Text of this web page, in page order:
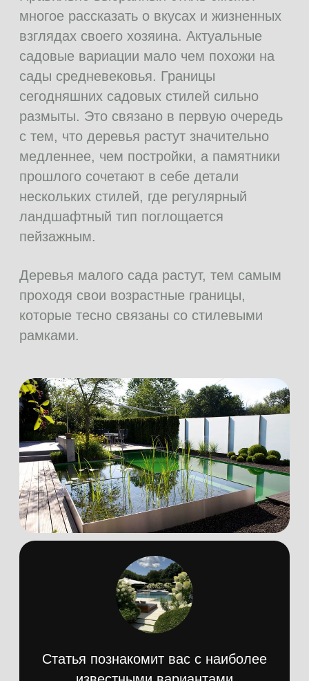
Любопытно, что в каждой стране они
свойственные только этой стране, так как сад
всегда связан с ее общественной жизнью.
одном и том же стиле не представляется
возможным. Но можно добиться некоторого
сходства, всего лишь дополнив сад деталями.
КАКИЕ БЫВАЮТ
Стили сада
Что такое классика, знают все – просто,
понятно, надежно. Данный стиль по
достоинству оценят перфекционисты,
предпочитающие строгие геометрические
формы и линии. Данный метод
подразумевает симметричную
планировку архитектурных форм и
насаждений, так или иначе имитирующим
природную среду.
Гармоничнее всего подобные сады
таких дачных участках, которые по
традиции обладают прямоугольными
формами. Обычно в классическом саду
господствует определенная ярко
выраженная деталь. К примеру,
существуют сады, состоящие только из
сады-розарии, дополненные необычными
цветами и аккуратными клумбами с